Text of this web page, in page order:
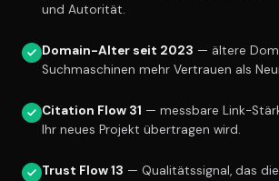
und Autorität.
Domain-Alter seit 2023 — ältere
Suchmaschinen mehr Vertrauen als
Citation Flow 31 — messbare Link-
Ihr neues Projekt übertragen wird.
Trust Flow 13 — Qualitätssignal, das die